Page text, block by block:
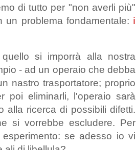
di tutto per "non averli più"
problema fondamentale: i
si imporrà alla nostra
- ad un operaio che debba
nastro trasportatore; proprio
poi eliminarli, l'operaio sarà
alla ricerca di possibili difetti.
si vorrebbe escludere. Per
se adesso io vi